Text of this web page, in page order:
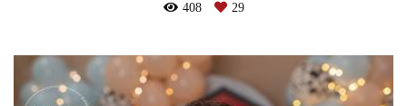
408 29